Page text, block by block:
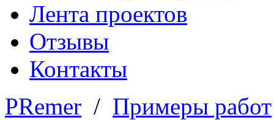
Лента проектов
Отзывы
Контакты
PRemer / Примеры работ